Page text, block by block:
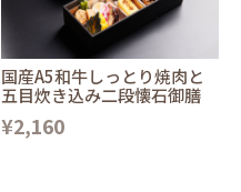
国産A5和牛しっとり焼肉と
五目炊き込み二段懐石御膳
¥2,160